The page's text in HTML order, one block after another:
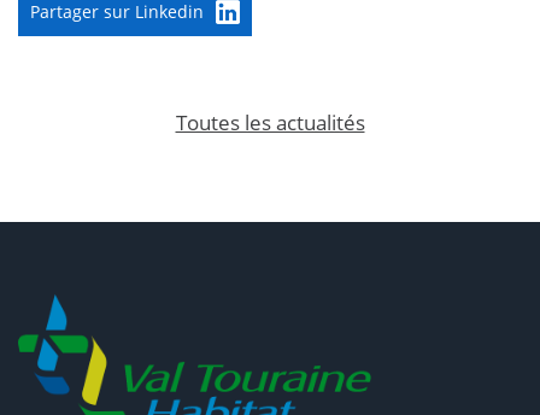
Partager sur Linkedin
Toutes les actualités